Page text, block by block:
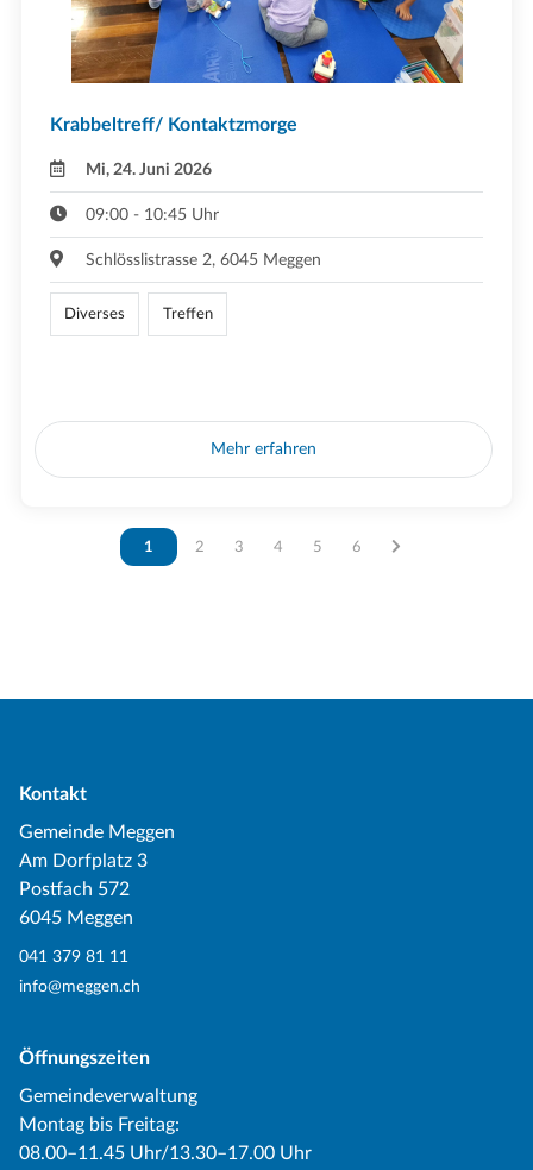
Krabbeltreff/ Kontaktzmorge
Mi, 24. Juni 2026
09:00 - 10:45 Uhr
Schlösslistrasse 2, 6045 Meggen
Diverses Treffen
Mehr erfahren
Vous êtes sur la page
1 Vous êtes sur la page
2 Vous êtes sur la page
3 Vous êtes sur la page
4 Vous êtes sur la page
5 Vous êtes sur la page
6
Kontakt
Gemeinde Meggen
Am Dorfplatz 3
Postfach 572
6045 Meggen
041 379 81 11
info@meggen.ch
Öffnungszeiten
Gemeindeverwaltung
Montag bis Freitag:
08.00–11.45 Uhr/13.30–17.00 Uhr